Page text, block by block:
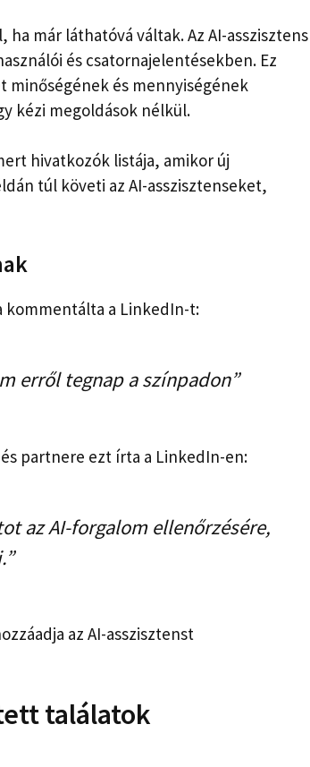
már láthatóvá váltak. Az AI-asszisztens
és csatornajelentésekben. Ez
minőségének és mennyiségének
kézi megoldások nélkül.
hivatkozók listája, amikor új
túl követi az AI-asszisztenseket,
kommentálta a LinkedIn-t:
erről tegnap a színpadon”
partnere ezt írta a LinkedIn-en:
az AI-forgalom ellenőrzésére,
az AI-asszisztenst
találatok